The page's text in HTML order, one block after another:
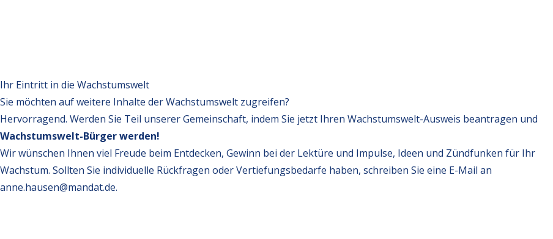
Ihr Eintritt in die Wachstumswelt
Sie möchten auf weitere Inhalte der Wachstumswelt zugreifen?
Hervorragend. Werden Sie Teil unserer Gemeinschaft, indem Sie jetzt Ihren Wachstumswelt-Ausweis beantragen und
Wachstumswelt-Bürger werden!
Wir wünschen Ihnen viel Freude beim Entdecken, Gewinn bei der Lektüre und Impulse, Ideen und Zündfunken für Ihr
Wachstum. Sollten Sie individuelle Rückfragen oder Vertiefungsbedarfe haben, schreiben Sie eine E-Mail an
anne.hausen@mandat.de.